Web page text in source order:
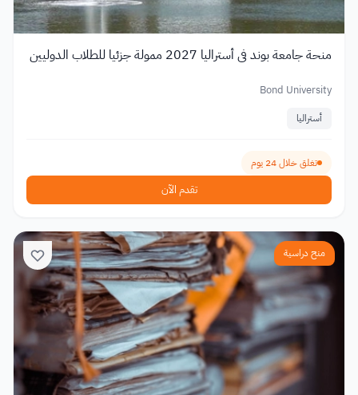
منحة جامعة بوند في أستراليا 2027 ممولة جزئيا للطلاب الدوليين
Bond University
أستراليا
تغلق خلال 24 يوم
تقدم الآن
منح دراسية